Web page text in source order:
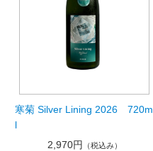
寒菊 Silver Lining 2026 720m
l
2,970円
（税込み）